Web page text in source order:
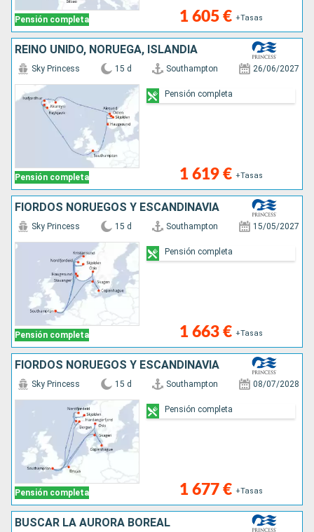
Pensión completa 1 605 € +Tasas
REINO UNIDO, NORUEGA, ISLANDIA
Pensión completa
Sky Princess 15 d Southampton 26/06/2027
1 619 € +Tasas
Pensión completa
FIORDOS NORUEGOS Y ESCANDINAVIA
Pensión completa
Sky Princess 15 d Southampton 15/05/2027
1 663 € +Tasas
Pensión completa
FIORDOS NORUEGOS Y ESCANDINAVIA
Pensión completa
Sky Princess 15 d Southampton 08/07/2028
1 677 € +Tasas
Pensión completa
BUSCAR LA AURORA BOREAL